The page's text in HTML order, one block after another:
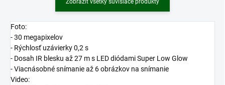
Zobraziť všetky súvisiace produkty
Foto:
- 30 megapixelov
- Rýchlosť uzávierky 0,2 s
- Dosah IR blesku až 27 m s LED diódami Super Low Glow
- Viacnásobné snímanie až 6 obrázkov na snímanie
Video: